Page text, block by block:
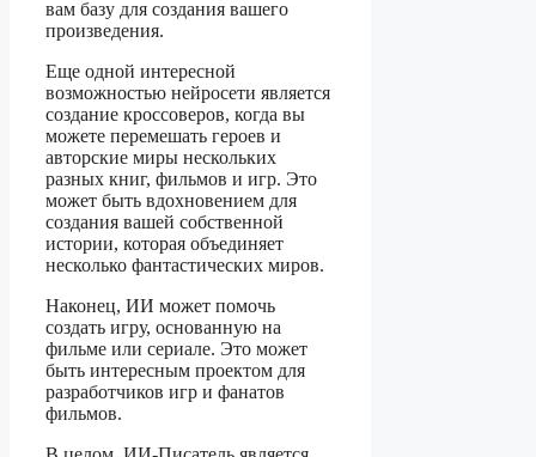
вам базу для создания вашего
произведения.
Еще одной интересной
возможностью нейросети является
создание кроссоверов, когда вы
можете перемешать героев и
авторские миры нескольких
разных книг, фильмов и игр. Это
может быть вдохновением для
создания вашей собственной
истории, которая объединяет
несколько фантастических миров.
Наконец, ИИ может помочь
создать игру, основанную на
фильме или сериале. Это может
быть интересным проектом для
разработчиков игр и фанатов
фильмов.